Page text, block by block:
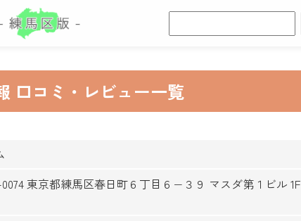
索:
口コミ・レビュー一覧
0074 東京都練馬区春日町６丁目６−３９ マスダ第１ビル 1F